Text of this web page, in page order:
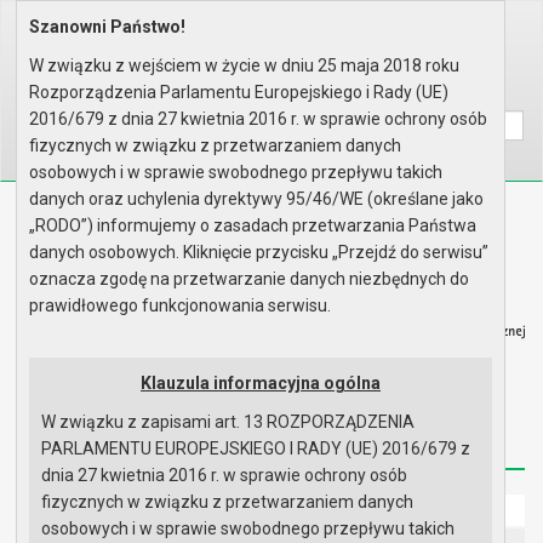
Home Organy Rada Miejska
Wyszukaj na stronie:
A AA
Biuletyn Informacji Publicznej
Urząd Miasta i Gminy w Gryfinie
Redakcja Instrukcja korzystania Dostępność
Strona główna
Szanowni Państwo!
W związku z wejściem w życie w dniu 25 maja 2018 roku
Rozporządzenia Parlamentu Europejskiego i Rady (UE)
2016/679 z dnia 27 kwietnia 2016 r. w sprawie ochrony osób
fizycznych w związku z przetwarzaniem danych
osobowych i w sprawie swobodnego przepływu takich
danych oraz uchylenia dyrektywy 95/46/WE (określane jako
„RODO”) informujemy o zasadach przetwarzania Państwa
danych osobowych. Kliknięcie przycisku „Przejdź do serwisu”
oznacza zgodę na przetwarzanie danych niezbędnych do
prawidłowego funkcjonowania serwisu.
Klauzula informacyjna ogólna
W związku z zapisami art. 13 ROZPORZĄDZENIA
PARLAMENTU EUROPEJSKIEGO I RADY (UE) 2016/679 z
dnia 27 kwietnia 2016 r. w sprawie ochrony osób
fizycznych w związku z przetwarzaniem danych
osobowych i w sprawie swobodnego przepływu takich